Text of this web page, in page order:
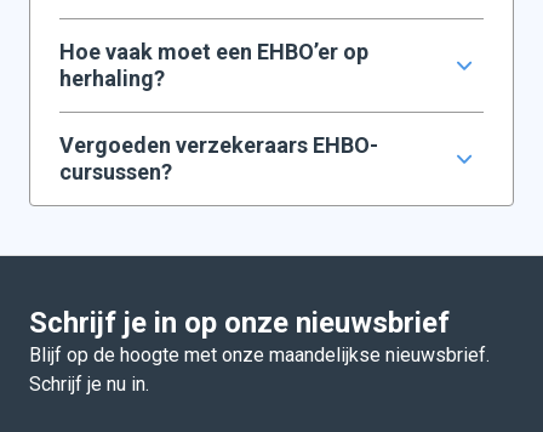
Hoe vaak moet een EHBO’er op
herhaling?
Vergoeden verzekeraars EHBO-
cursussen?
Schrijf je in op onze nieuwsbrief
Blijf op de hoogte met onze maandelijkse nieuwsbrief.
Schrijf je nu in.